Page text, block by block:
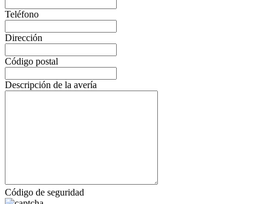
Teléfono
Dirección
Código postal
Descripción de la avería
Código de seguridad